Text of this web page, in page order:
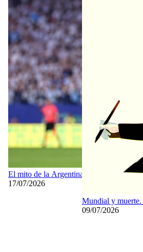
El mito de la Argentina Blanca
17/07/2026
09/07/2026